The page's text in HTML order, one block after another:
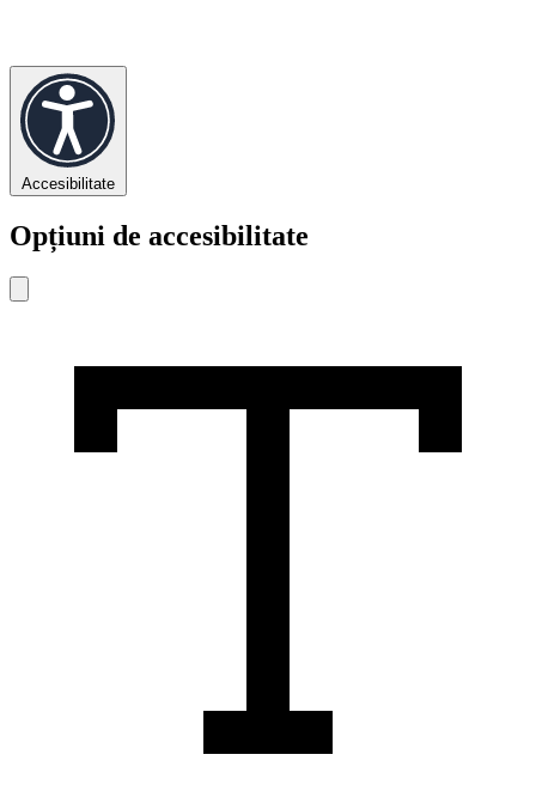
Accesibilitate
Opțiuni de accesibilitate